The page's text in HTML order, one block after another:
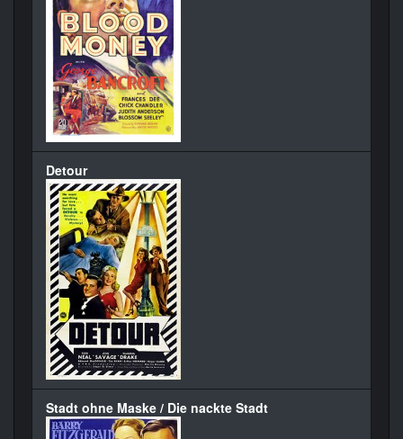
Detour
Stadt ohne Maske / Die nackte Stadt